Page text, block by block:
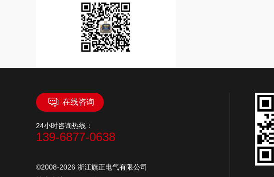
在线咨询
24小时咨询热线：
139-6877-0638
©2008-2026 浙江旗正电气有限公司